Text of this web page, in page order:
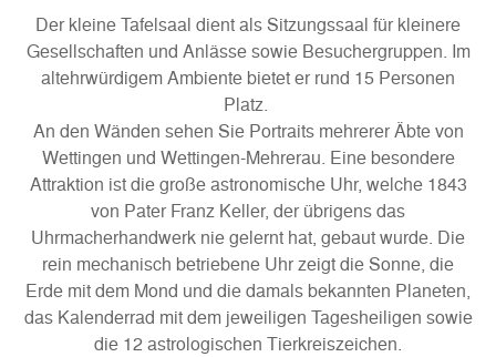
Der kleine Tafelsaal dient als Sitzungssaal für kleinere
Gesellschaften und Anlässe sowie Besuchergruppen. Im
altehrwürdigem Ambiente bietet er rund 15 Personen
Platz.
An den Wänden sehen Sie Portraits mehrerer Äbte von
Wettingen und Wettingen-Mehrerau. Eine besondere
Attraktion ist die große astronomische Uhr, welche 1843
von Pater Franz Keller, der übrigens das
Uhrmacherhandwerk nie gelernt hat, gebaut wurde. Die
rein mechanisch betriebene Uhr zeigt die Sonne, die
Erde mit dem Mond und die damals bekannten Planeten,
das Kalenderrad mit dem jeweiligen Tagesheiligen sowie
die 12 astrologischen Tierkreiszeichen.